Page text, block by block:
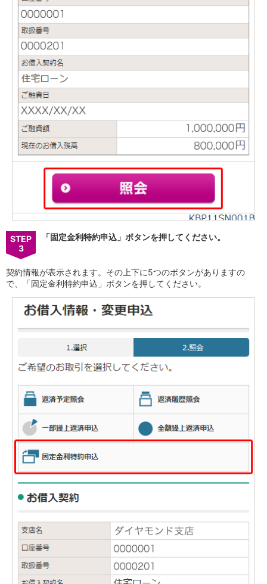
iAEON
AEON Pay
支払・入金・サービス
支払・入金TOP
AEON Pay
口座振替サービス
自動入金サービス
WEB即時決済サービス
スマホ決済アプリ
公営競技
サービス
Myステージ
相続・税務のご相談
電子マネーWAON
手数料
金利
キャンペーン
店舗・ATM
店舗
北海道・東北
北海道
秋田県
福島県
関東／北陸・甲信越
茨城県
栃木県
群馬県
埼玉県
千葉県
東京都
神奈川県
新潟県
富山県
石川県
山梨県
長野県
STEP
3
「固定金利特約申込」ボタンを押してください。
契約情報が表示されます。その上下に5つのボタンがありますの
で、「固定金利特約申込」ボタンを押してください。